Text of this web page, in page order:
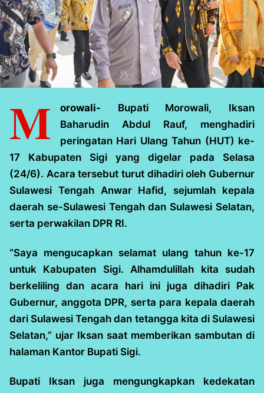
M orowali- Bupati Morowali, Iksan
Baharudin Abdul Rauf, menghadiri
peringatan Hari Ulang Tahun (HUT) ke-
17 Kabupaten Sigi yang digelar pada Selasa
(24/6). Acara tersebut turut dihadiri oleh Gubernur
Sulawesi Tengah Anwar Hafid, sejumlah kepala
daerah se-Sulawesi Tengah dan Sulawesi Selatan,
serta perwakilan DPR RI.
“Saya mengucapkan selamat ulang tahun ke-17
untuk Kabupaten Sigi. Alhamdulillah kita sudah
berkeliling dan acara hari ini juga dihadiri Pak
Gubernur, anggota DPR, serta para kepala daerah
dari Sulawesi Tengah dan tetangga kita di Sulawesi
Selatan,” ujar Iksan saat memberikan sambutan di
halaman Kantor Bupati Sigi.
Bupati Iksan juga mengungkapkan kedekatan